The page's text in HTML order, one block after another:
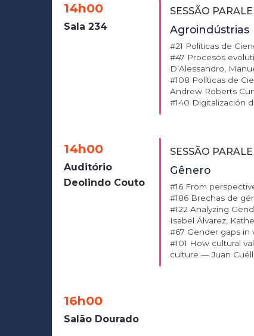
14h00
Sala 234
SESSÃO
Agroindústrias
#21 Políticas de
#47 Procesos
D’Alessandro,
#108 Políticas de
Andrew Roberts
#140 Digitalización
14h00
Auditório
Deolindo Couto
SESSÃO
Gênero
#16 From
#186 Brechas de
#122 Analyzing
Isabel Álvarez,
#67 Gender gaps in
#101 How cultural
culture — Juan
16h00
Salão Dourado